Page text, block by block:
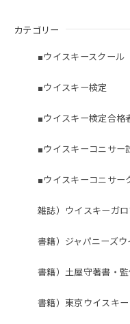
カテゴリー
■ウイスキースクール
■ウイスキー検定
■ウイスキー検定合格
■ウイスキーコニサー
■ウイスキーコニサー
雑誌）ウイスキーガロ
書籍）ジャパニーズ
書籍）土屋守著書・
書籍）東京ウイスキ